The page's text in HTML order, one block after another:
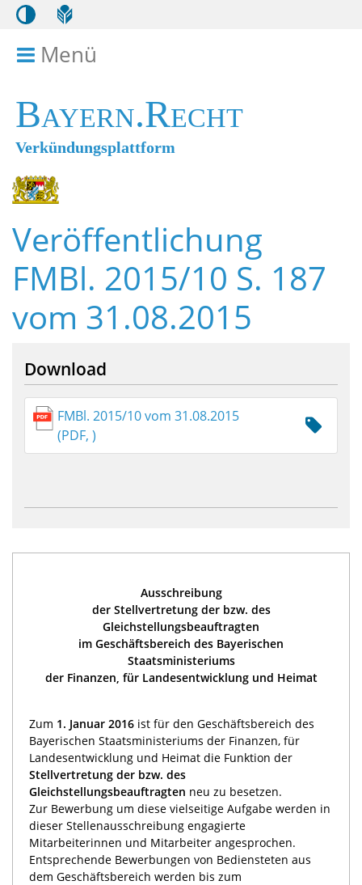
Menü
Bayern.Recht
Verkündungsplattform
Veröffentlichung
FMBl. 2015/10 S. 187
vom 31.08.2015
Download
FMBl. 2015/10 vom 31.08.2015
(PDF, )
Ausschreibung
der Stellvertretung der bzw. des
Gleichstellungsbeauftragten
im Geschäftsbereich des Bayerischen
Staatsministeriums
der Finanzen, für Landesentwicklung und Heimat
Zum 1. Januar 2016 ist für den Geschäftsbereich des
Bayerischen Staatsministeriums der Finanzen, für
Landesentwicklung und Heimat die Funktion der
Stellvertretung der bzw. des
Gleichstellungsbeauftragten neu zu besetzen.
Zur Bewerbung um diese vielseitige Aufgabe werden in
dieser Stellenausschreibung engagierte
Mitarbeiterinnen und Mitarbeiter angesprochen.
Entsprechende Bewerbungen von Bediensteten aus
dem Geschäftsbereich werden bis zum